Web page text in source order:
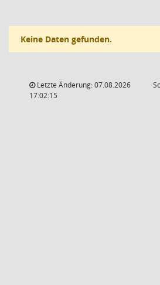
Keine Daten gefunden.
Letzte Änderung: 07.08.2026
17:02:15